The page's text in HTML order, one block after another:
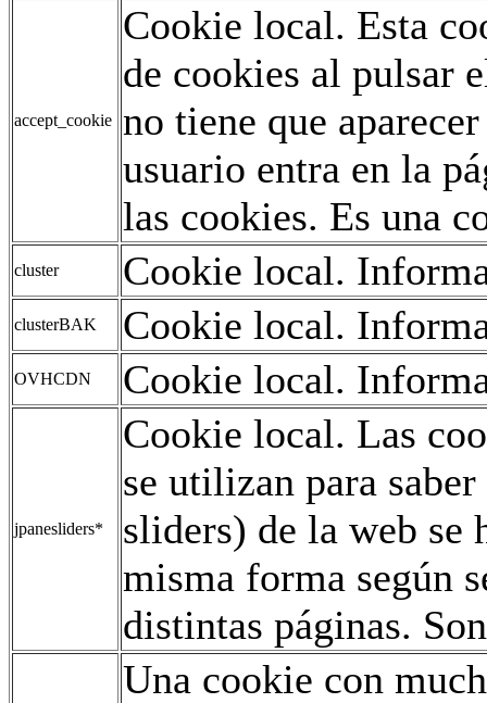
accept_cookie
Cookie local. Esta
de cookies al pulsar
no tiene que
usuario entra en la
las cookies. Es una
cluster Cookie local.
clusterBAK Cookie local.
OVHCDN Cookie local.
jpanesliders*
Cookie local. Las
se utilizan para
sliders) de la web se
misma forma según
distintas páginas.
Una cookie con